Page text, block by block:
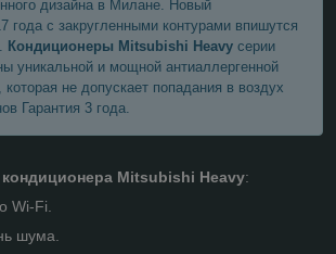
дизайна в Милане. Новый
года c закругленными контурами впишутся
Кондиционеры Mitsubishi Heavy серии
уникальной и мощной антиаллергенной
которая не допускает попадания в воздух
Гарантия 3 года.
кондиционера Mitsubishi Heavy:
Wi-Fi.
шума.